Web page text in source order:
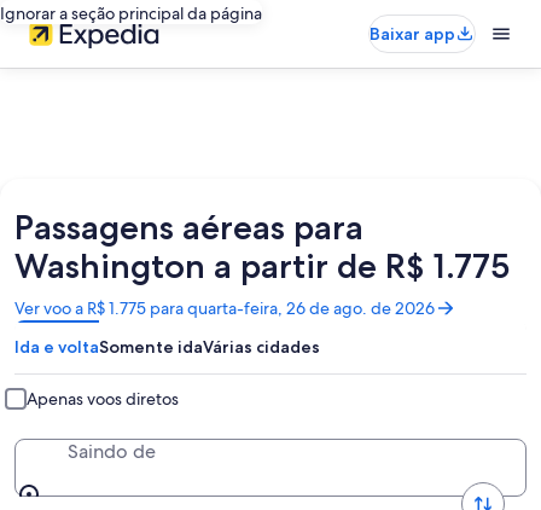
Ignorar a seção principal da página
Baixar app
Passagens aéreas para
Washington a partir de R$ 1.775
Ver voo a R$ 1.775 para quarta-feira, 26 de ago. de 2026
Abre
em
uma
nova
janela
Ida e voltaSomente idaVárias cidades
Apenas voos diretos
Saindo de